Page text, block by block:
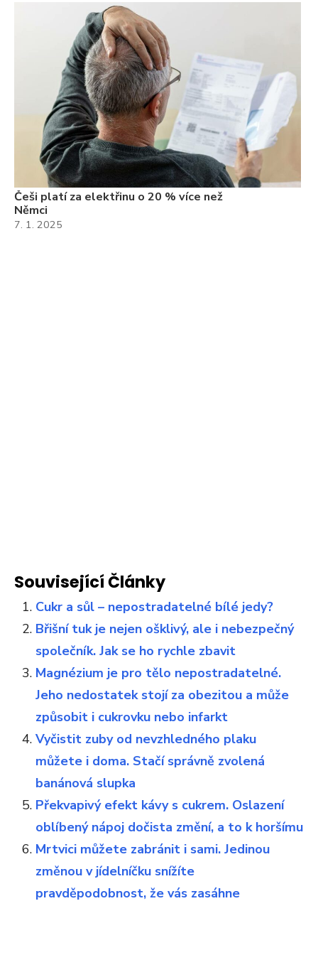
Češi platí za elektřinu o 20 % více než
Němci
7. 1. 2025
Související Články
Cukr a sůl – nepostradatelné bílé jedy?
Břišní tuk je nejen ošklivý, ale i nebezpečný
společník. Jak se ho rychle zbavit
Magnézium je pro tělo nepostradatelné.
Jeho nedostatek stojí za obezitou a může
způsobit i cukrovku nebo infarkt
Vyčistit zuby od nevzhledného plaku
můžete i doma. Stačí správně zvolená
banánová slupka
Překvapivý efekt kávy s cukrem. Oslazení
oblíbený nápoj dočista změní, a to k horšímu
Mrtvici můžete zabránit i sami. Jedinou
změnou v jídelníčku snížíte
pravděpodobnost, že vás zasáhne